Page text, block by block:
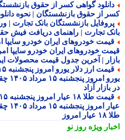
گواهی کسر از حقوق
از حقوق بازنشستگان | نحوه دانلود
بازنشستگان بانک تجارت | ورود
تجارت | راهنمای دریافت فیش
| آخرین جدول قیمت محصولات ایران
یورو امروز
آزاد
عیار امروز
امروز
ویژهروز نو